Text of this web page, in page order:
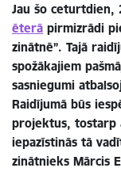
Jau šo ceturtdien,
ēterā pirmizrādi
zinātnē”. Tajā
spožākajiem
sasniegumi
Raidījumā būs
projektus, tostarp
iepazīstinās tā
zinātnieks Mārcis